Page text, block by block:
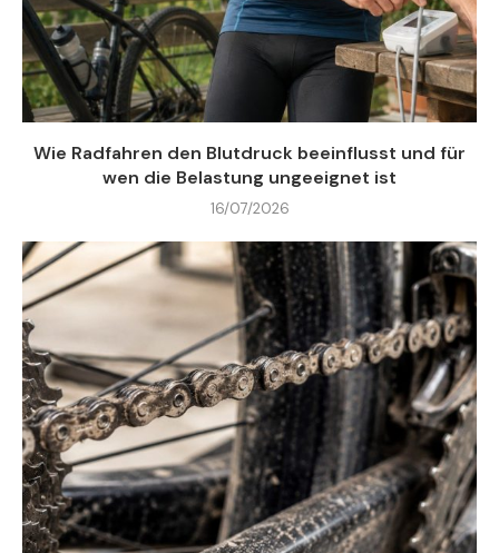
Wie Radfahren den Blutdruck beeinflusst und für
wen die Belastung ungeeignet ist
16/07/2026